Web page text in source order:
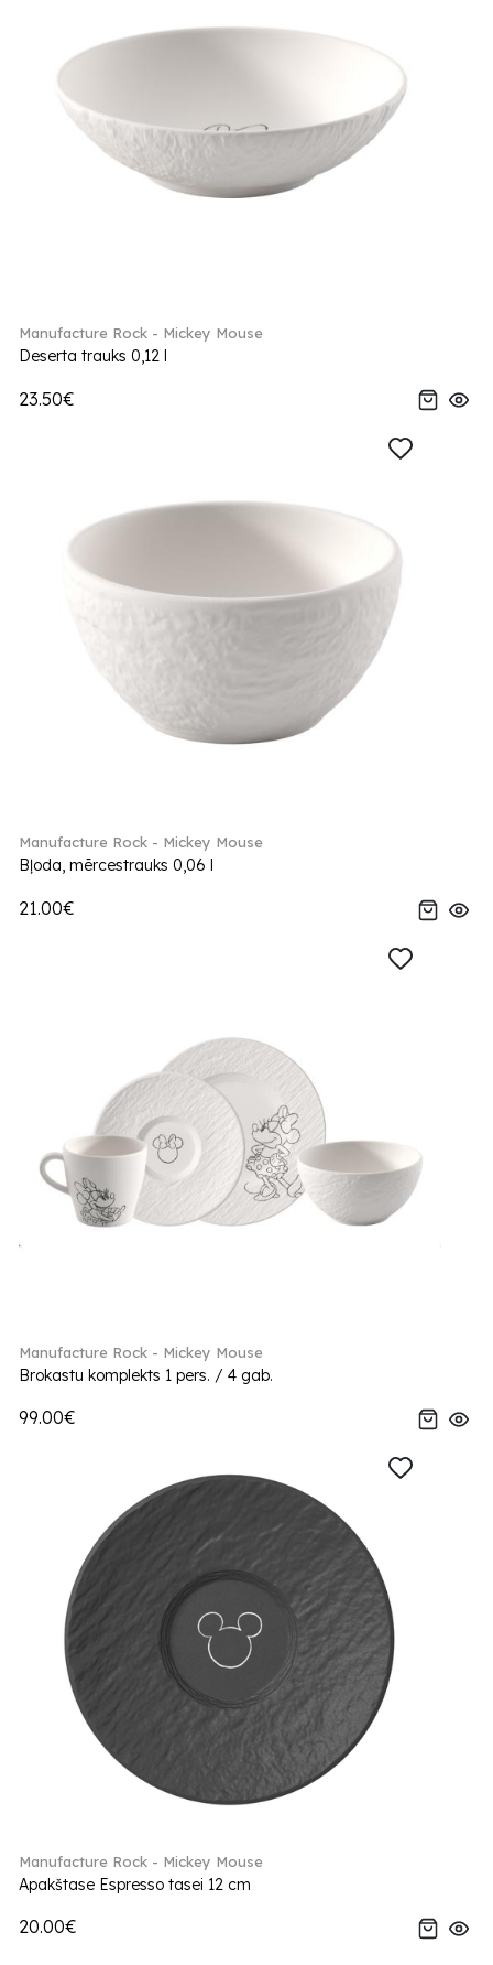
Manufacture Rock - Mickey Mouse
Deserta trauks 0,12 l
23.50€
Manufacture Rock - Mickey Mouse
Bļoda, mērcestrauks 0,06 l
21.00€
Manufacture Rock - Mickey Mouse
Brokastu komplekts 1 pers. / 4 gab.
99.00€
Manufacture Rock - Mickey Mouse
Apakštase Espresso tasei 12 cm
20.00€